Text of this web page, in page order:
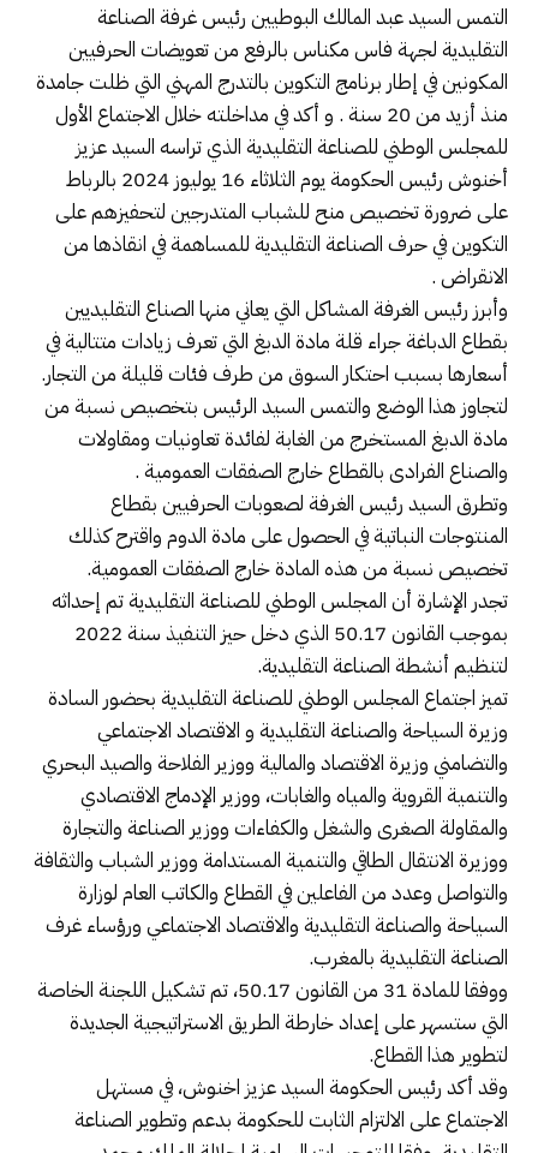
التمس السيد عبد المالك البوطيين رئيس غرفة الصناعة
التقليدية لجهة فاس مكناس بالرفع من تعويضات الحرفيين
المكونين في إطار برنامج التكوين بالتدرج المهني التي ظلت جامدة
منذ أزيد من 20 سنة . و أكد في مداخلته خلال الاجتماع الأول
للمجلس الوطني للصناعة التقليدية الذي تراسه السيد عزيز
أخنوش رئيس الحكومة يوم الثلاثاء 16 يوليوز 2024 بالرباط
على ضرورة تخصيص منح للشباب المتدرجين لتحفيزهم على
التكوين في حرف الصناعة التقليدية للمساهمة في انقاذها من
الانقراض .
وأبرز رئيس الغرفة المشاكل التي يعاني منها الصناع التقليديين
بقطاع الدباغة جراء قلة مادة الدبغ التي تعرف زيادات متتالية في
أسعارها بسبب احتكار السوق من طرف فئات قليلة من التجار.
لتجاوز هذا الوضع والتمس السيد الرئيس بتخصيص نسبة من
مادة الدبغ المستخرج من الغابة لفائدة تعاونيات ومقاولات
والصناع الفرادى بالقطاع خارج الصفقات العمومية .
وتطرق السيد رئيس الغرفة لصعوبات الحرفيين بقطاع
المنتوجات النباتية في الحصول على مادة الدوم واقترح كذلك
تخصيص نسبة من هذه المادة خارج الصفقات العمومية.
تجدر الإشارة أن المجلس الوطني للصناعة التقليدية تم إحداثه
بموجب القانون 50.17 الذي دخل حيز التنفيذ سنة 2022
لتنظيم أنشطة الصناعة التقليدية.
تميز اجتماع المجلس الوطني للصناعة التقليدية بحضور السادة
وزيرة السياحة والصناعة التقليدية و الاقتصاد الاجتماعي
والتضامني وزيرة الاقتصاد والمالية ووزير الفلاحة والصيد البحري
والتنمية القروية والمياه والغابات، ووزير الإدماج الاقتصادي
والمقاولة الصغرى والشغل والكفاءات ووزير الصناعة والتجارة
ووزيرة الانتقال الطاقي والتنمية المستدامة ووزير الشباب والثقافة
والتواصل وعدد من الفاعلين في القطاع والكاتب العام لوزارة
السياحة والصناعة التقليدية والاقتصاد الاجتماعي ورؤساء غرف
الصناعة التقليدية بالمغرب.
ووفقا للمادة 31 من القانون 50.17، تم تشكيل اللجنة الخاصة
التي ستسهر على إعداد خارطة الطريق الاستراتيجية الجديدة
لتطوير هذا القطاع.
وقد أكد رئيس الحكومة السيد عزيز اخنوش، في مستهل
الاجتماع على الالتزام الثابت للحكومة بدعم وتطوير الصناعة